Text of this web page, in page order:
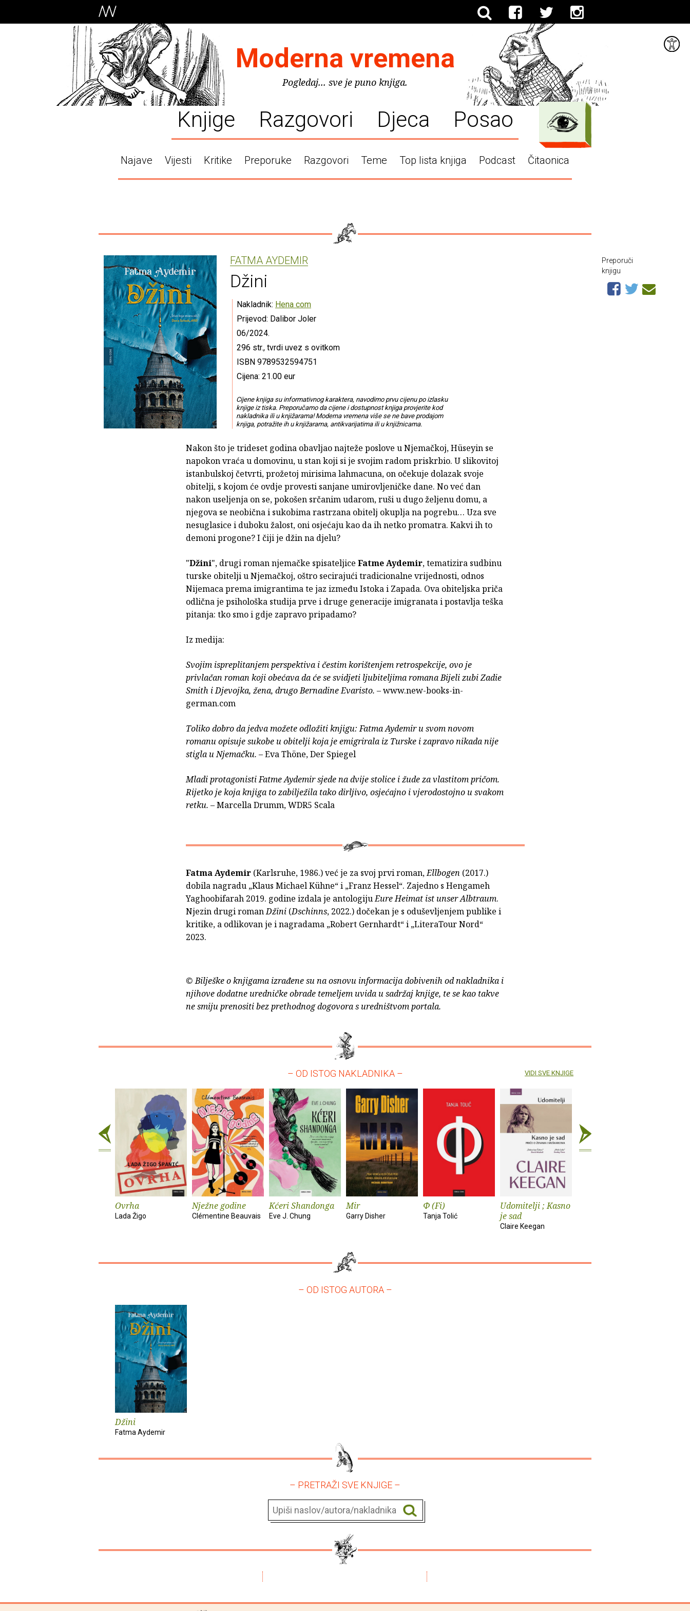
Moderna vremena
Pogledaj... sve je puno knjiga.
Knjige Razgovori Djeca Posao
Najave Vijesti Kritike Preporuke Razgovori Teme Top lista knjiga Podcast Čitaonica
FATMA AYDEMIR
Džini
Nakladnik: Hena com
Prijevod: Dalibor Joler
06/2024.
296 str., tvrdi uvez s ovitkom
ISBN 9789532594751
Cijena: 21.00 eur
Cijene knjiga su informativnog karaktera, navodimo prvu cijenu po izlasku
knjige iz tiska. Preporučamo da cijene i dostupnost knjiga provjerite kod
nakladnika ili u knjižarama! Moderna vremena više se ne bave prodajom
knjiga, potražite ih u knjižarama, antikvarijatima ili u knjižnicama.
Nakon što je trideset godina obavljao najteže poslove u Njemačkoj, Hüseyin se
napokon vraća u domovinu, u stan koji si je svojim radom priskrbio. U slikovitoj
istanbulskoj četvrti, prožetoj mirisima lahmacuna, on očekuje dolazak svoje
obitelji, s kojom će ovdje provesti sanjane umirovljeničke dane. No već dan
nakon useljenja on se, pokošen srčanim udarom, ruši u dugo željenu domu, a
njegova se neobična i sukobima rastrzana obitelj okuplja na pogrebu… Uza sve
nesuglasice i duboku žalost, oni osjećaju kao da ih netko promatra. Kakvi ih to
demoni progone? I čiji je džin na djelu?
"Džini", drugi roman njemačke spisateljice Fatme Aydemir, tematizira sudbinu
turske obitelji u Njemačkoj, oštro secirajući tradicionalne vrijednosti, odnos
Nijemaca prema imigrantima te jaz između Istoka i Zapada. Ova obiteljska priča
odlična je psihološka studija prve i druge generacije imigranata i postavlja teška
pitanja: tko smo i gdje zapravo pripadamo?
Iz medija:
Svojim ispreplitanjem perspektiva i čestim korištenjem retrospekcije, ovo je
privlačan roman koji obećava da će se svidjeti ljubiteljima romana Bijeli zubi Zadie
Smith i Djevojka, žena, drugo Bernadine Evaristo. – www.new-books-in-
german.com
Toliko dobro da jedva možete odložiti knjigu: Fatma Aydemir u svom novom
romanu opisuje sukobe u obitelji koja je emigrirala iz Turske i zapravo nikada nije
stigla u Njemačku. – Eva Thöne, Der Spiegel
Mladi protagonisti Fatme Aydemir sjede na dvije stolice i žude za vlastitom pričom.
Rijetko je koja knjiga to zabilježila tako dirljivo, osjećajno i vjerodostojno u svakom
retku. – Marcella Drumm, WDR5 Scala
Fatma Aydemir (Karlsruhe, 1986.) već je za svoj prvi roman,Ellbogen (2017.)
dobila nagradu „Klaus Michael Kühne“ i „Franz Hessel“. Zajedno s Hengameh
Yaghoobifarah 2019. godine izdala je antologijuEure Heimat ist unser Albtraum.
Njezin drugi romanDžini (Dschinns, 2022.) dočekan je s oduševljenjem publike i
kritike, a odlikovan je i nagradama „Robert Gernhardt“ i „LiteraTour Nord“
2023.
© Bilješke o knjigama izrađene su na osnovu informacija dobivenih od nakladnika i
njihove dodatne uredničke obrade temeljem uvida u sadržaj knjige, te se kao takve
ne smiju prenositi bez prethodnog dogovora s uredništvom portala.
Preporuči
knjigu
– OD ISTOG NAKLADNIKA –
Ovrha
Lada Žigo
Nježne godine
Clémentine Beauvais
Kćeri Shandonga
Eve J. Chung
Mir
Garry Disher
Φ (Fi)
Tanja Tolić
Udomitelji ; Kasno
je sad
Claire Keegan
VIDI SVE KNJIGE
– OD ISTOG AUTORA –
Džini
Fatma Aydemir
– PRETRAŽI SVE KNJIGE –